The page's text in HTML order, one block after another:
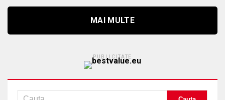
MAI MULTE
PUBLICITATE